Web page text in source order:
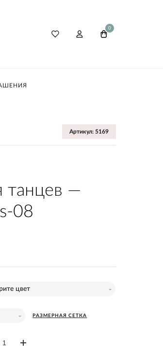
0
Артикул: 5169
танцев —
08
цвет
РАЗМЕРНАЯ СЕТКА